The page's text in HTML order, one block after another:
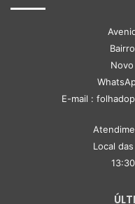
E-mail :
Local